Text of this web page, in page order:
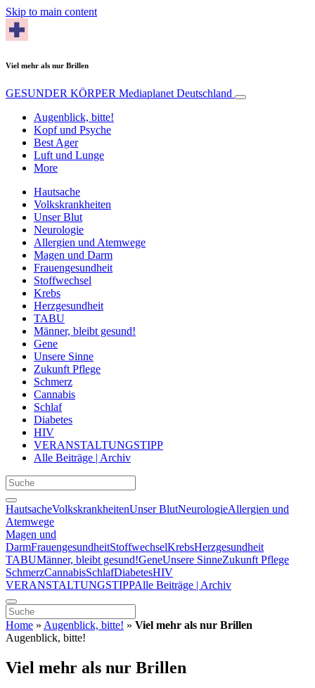
Skip to main content
Viel mehr als nur Brillen
GESUNDER KÖRPER Mediaplanet Deutschland
Augenblick, bitte!
Kopf und Psyche
Best Ager
Luft und Lunge
More
Hautsache
Volkskrankheiten
Unser Blut
Neurologie
Allergien und Atemwege
Magen und Darm
Frauengesundheit
Stoffwechsel
Krebs
Herzgesundheit
TABU
Männer, bleibt gesund!
Gene
Unsere Sinne
Zukunft Pflege
Schmerz
Cannabis
Schlaf
Diabetes
HIV
VERANSTALTUNGSTIPP
Alle Beiträge | Archiv
HautsacheVolkskrankheitenUnser BlutNeurologieAllergien und
Atemwege
Magen und
DarmFrauengesundheitStoffwechselKrebsHerzgesundheit
TABUMänner, bleibt gesund!GeneUnsere SinneZukunft Pflege
SchmerzCannabisSchlafDiabetesHIV
VERANSTALTUNGSTIPPAlle Beiträge | Archiv
Home » Augenblick, bitte! » Viel mehr als nur Brillen
Augenblick, bitte!
Viel mehr als nur Brillen